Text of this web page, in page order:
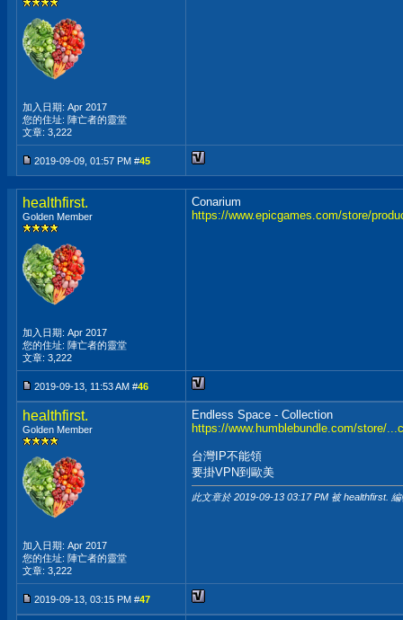
加入日期: Apr 2017
您的住址: 陣亡者的靈堂
文章: 3,222
2019-09-09, 01:57 PM #45
healthfirst.
Golden Member
加入日期: Apr 2017
您的住址: 陣亡者的靈堂
文章: 3,222
Conarium
https://www.epicgames.com/store/
2019-09-13, 11:53 AM #46
healthfirst.
Golden Member
加入日期: Apr 2017
您的住址: 陣亡者的靈堂
文章: 3,222
Endless Space - Collection
https://www.humblebundle.com/store/
台灣IP不能領
要掛VPN到歐美
此文章於 2019-09-13 03:17 PM 被 healthfirst. 編
2019-09-13, 03:15 PM #47